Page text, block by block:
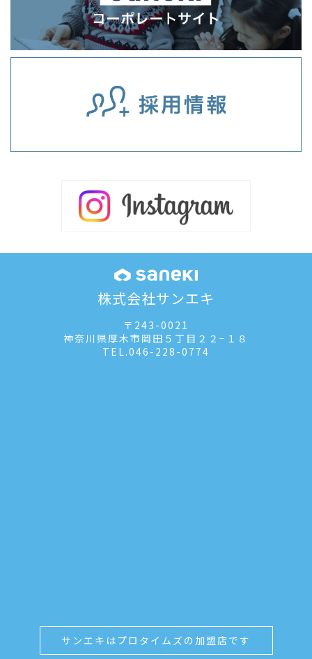
株式会社サンエキ
〒243-0021
神奈川県厚木市岡田５丁目２２−１８
TEL.046-228-0774
サンエキはプロタイムズの加盟店です